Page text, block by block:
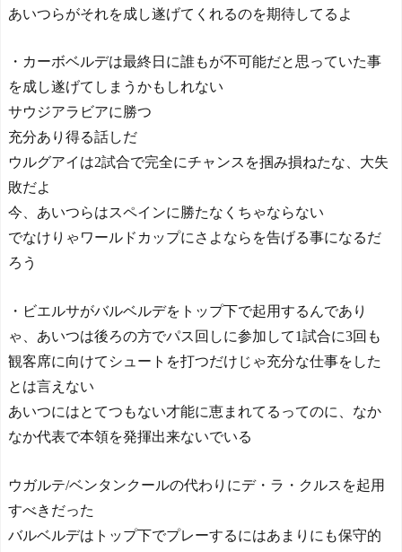
あいつらがそれを成し遂げてくれるのを期待してるよ
・カーボベルデは最終日に誰もが不可能だと思っていた事
を成し遂げてしまうかもしれない
サウジアラビアに勝つ
充分あり得る話しだ
ウルグアイは2試合で完全にチャンスを掴み損ねたな、大失
敗だよ
今、あいつらはスペインに勝たなくちゃならない
でなけりゃワールドカップにさよならを告げる事になるだ
ろう
・ビエルサがバルベルデをトップ下で起用するんであり
ゃ、あいつは後ろの方でパス回しに参加して1試合に3回も
観客席に向けてシュートを打つだけじゃ充分な仕事をした
とは言えない
あいつにはとてつもない才能に恵まれてるってのに、なか
なか代表で本領を発揮出来ないでいる
ウガルテ/ベンタンクールの代わりにデ・ラ・クルスを起用
すべきだった
バルベルデはトップ下でプレーするにはあまりにも保守的